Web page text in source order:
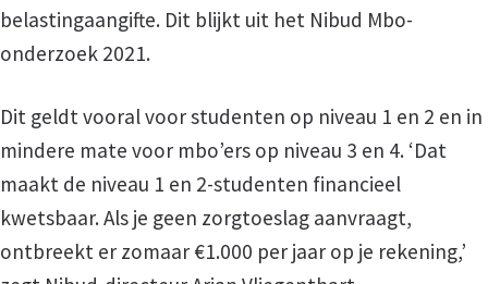
belastingaangifte. Dit blijkt uit het Nibud Mbo-
onderzoek 2021.
Dit geldt vooral voor studenten op niveau 1 en 2 en in
mindere mate voor mbo’ers op niveau 3 en 4. ‘Dat
maakt de niveau 1 en 2-studenten financieel
kwetsbaar. Als je geen zorgtoeslag aanvraagt,
ontbreekt er zomaar €1.000 per jaar op je rekening,’